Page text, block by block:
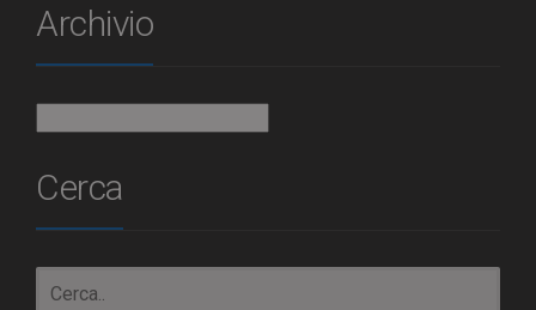
Archivio
Cerca